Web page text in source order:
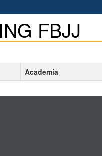
FBJJ
Academia